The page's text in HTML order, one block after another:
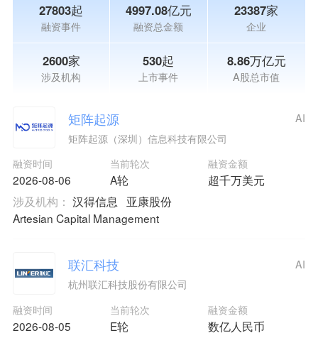
27803起
融资事件
4997.08亿元
融资总金额
23387家
企业
2600家
涉及机构
530起
上市事件
8.86万亿元
A股总市值
矩阵起源
矩阵起源（深圳）信息科技有限公司
融资时间
2026-08-06
当前轮次
A轮
融资金额
超千万美元
AI
涉及机构： 汉得信息
亚康股份
Artesian Capital Management
联汇科技
杭州联汇科技股份有限公司
融资时间
2026-08-05
当前轮次
E轮
融资金额
数亿人民币
AI